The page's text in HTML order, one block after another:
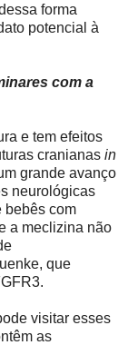
forma
potencial à
com a
e tem efeitos
cranianas in
grande avanço
neurológicas
bebês com
a meclizina não
que
visitar esses
as